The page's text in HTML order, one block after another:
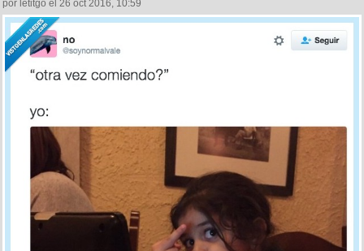
por letitgo el 26 oct 2016, 10:59